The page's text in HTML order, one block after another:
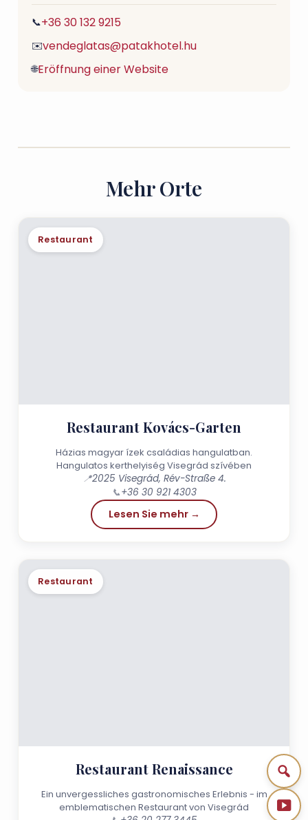
📞+36 30 132 9215
✉️vendeglatas@patakhotel.hu
🌐Eröffnung einer Website
Mehr Orte
Restaurant
Restaurant Kovács-Garten
Házias magyar ízek családias hangulatban.
Hangulatos kerthelyiség Visegrád szívében
📍2025 Visegrád, Rév-Straße 4.
📞+36 30 921 4303
Lesen Sie mehr →
Restaurant
Restaurant Renaissance
Ein unvergessliches gastronomisches Erlebnis - im
emblematischen Restaurant von Visegrád